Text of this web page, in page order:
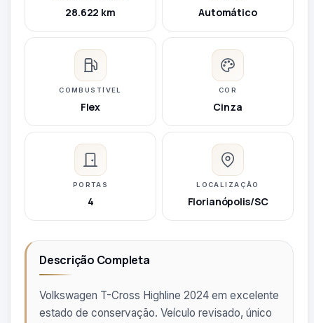
28.622 km Automático
COMBUSTÍVEL
Flex
COR
Cinza
PORTAS
4
LOCALIZAÇÃO
Florianópolis/SC
Descrição Completa
Volkswagen T-Cross Highline 2024 em excelente
estado de conservação. Veículo revisado, único